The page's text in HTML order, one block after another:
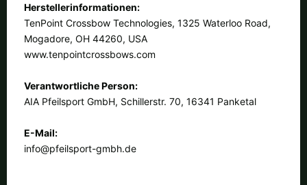
Herstellerinformationen:
TenPoint Crossbow Technologies, 1325 Waterloo Road,
Mogadore, OH 44260, USA
www.tenpointcrossbows.com
Verantwortliche Person:
AIA Pfeilsport GmbH, Schillerstr. 70, 16341 Panketal
E-Mail:
info@pfeilsport-gmbh.de